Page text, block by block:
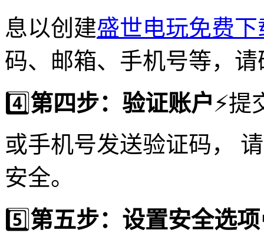
息以创建盛世电玩免费下
码、邮箱、手机号等，
4️⃣第四步：验证账户⚡️
或手机号发送验证码，
安全。
5️⃣第五步：设置安全选项